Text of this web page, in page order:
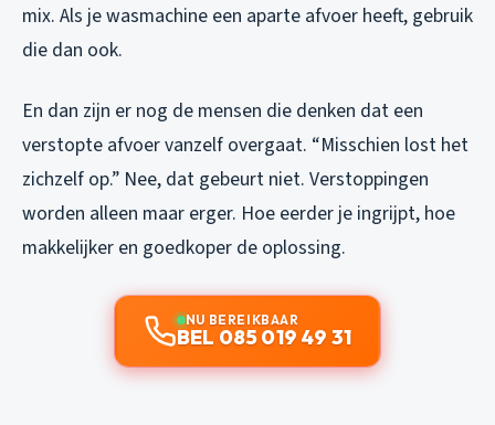
mix. Als je wasmachine een aparte afvoer heeft, gebruik
die dan ook.
En dan zijn er nog de mensen die denken dat een
verstopte afvoer vanzelf overgaat. “Misschien lost het
zichzelf op.” Nee, dat gebeurt niet. Verstoppingen
worden alleen maar erger. Hoe eerder je ingrijpt, hoe
makkelijker en goedkoper de oplossing.
NU BEREIKBAAR
BEL 085 019 49 31